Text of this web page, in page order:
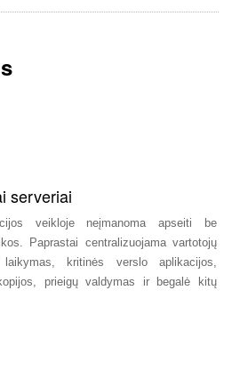
serveriai
veikloje neįmanoma apseiti be
Paprastai centralizuojama vartotojų
kritinės verslo aplikacijos,
prieigų valdymas ir begalė kitų